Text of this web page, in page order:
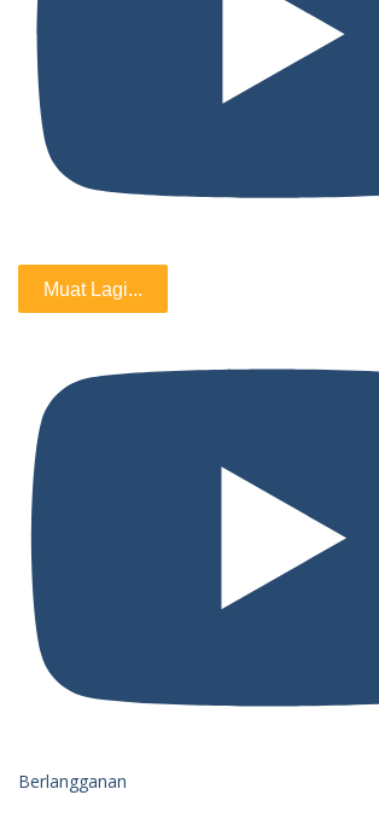
Muat Lagi...
Berlangganan